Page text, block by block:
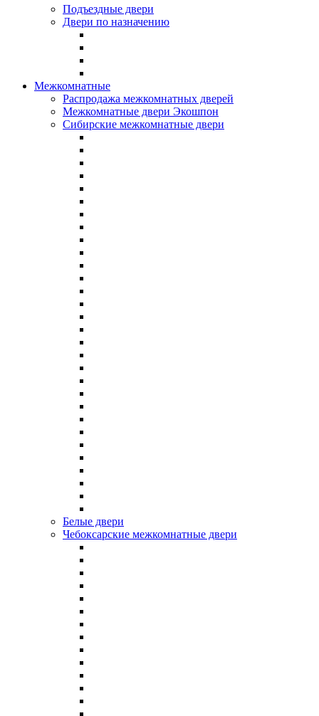
Подъездные двери
Двери по назначению
Межкомнатные
Распродажа межкомнатных дверей
Межкомнатные двери Экошпон
Сибирские межкомнатные двери
Белые двери
Чебоксарские межкомнатные двери